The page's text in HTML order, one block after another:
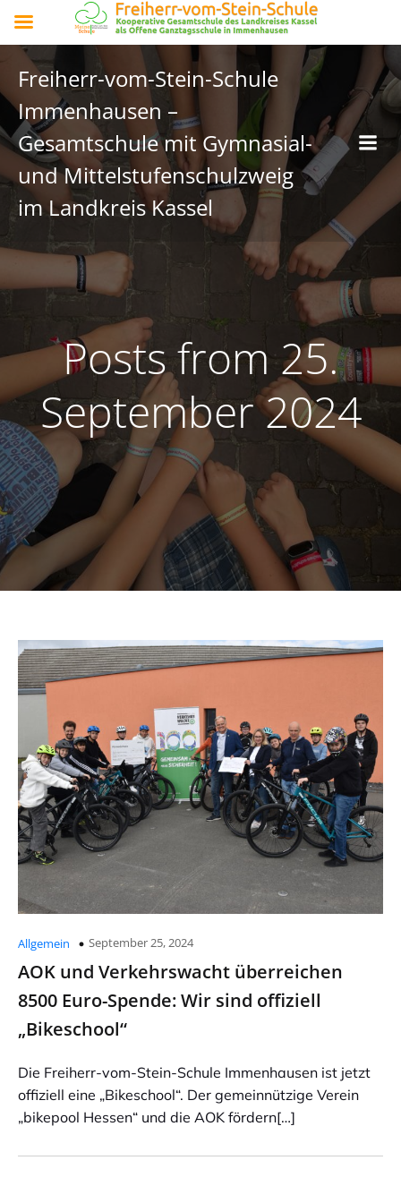
Freiherr-vom-Stein-Schule
Immenhausen –
Gesamtschule mit Gymnasial-
und Mittelstufenschulzweig
im Landkreis Kassel
Posts from 25.
September 2024
Allgemein September 25, 2024
AOK und Verkehrswacht überreichen
8500 Euro-Spende: Wir sind offiziell
„Bikeschool“
Die Freiherr-vom-Stein-Schule Immenhausen ist jetzt
offiziell eine „Bikeschool“. Der gemeinnützige Verein
„bikepool Hessen“ und die AOK fördern[…]